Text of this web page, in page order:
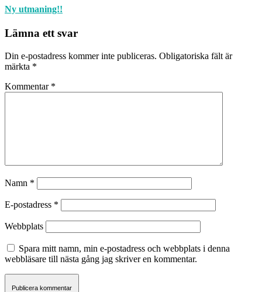
Ny utmaning!!
Lämna ett svar
Din e-postadress kommer inte publiceras. Obligatoriska fält är
märkta *
Kommentar *
Namn *
E-postadress *
Webbplats
Spara mitt namn, min e-postadress och webbplats i denna
webbläsare till nästa gång jag skriver en kommentar.